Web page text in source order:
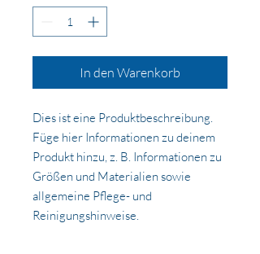
In den Warenkorb
Dies ist eine Produktbeschreibung.
Füge hier Informationen zu deinem
Produkt hinzu, z. B. Informationen zu
Größen und Materialien sowie
allgemeine Pflege- und
Reinigungshinweise.